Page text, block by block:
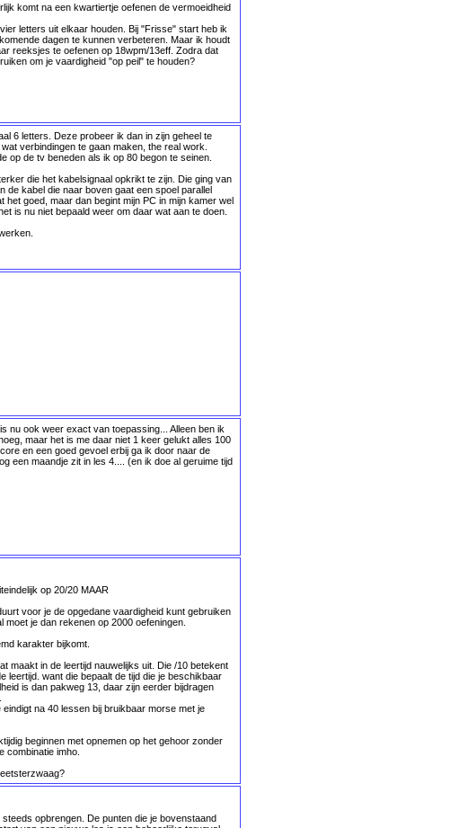
komt na een kwartiertje oefenen de vermoeidheid
letters uit elkaar houden. Bij "Frisse" start heb ik
dagen te kunnen verbeteren. Maar ik houdt
reeksjes te oefenen op 18wpm/13eff. Zodra dat
om je vaardigheid "op peil" te houden?
6 letters. Deze probeer ik dan in zijn geheel te
verbindingen te gaan maken, the real work.
op de tv beneden als ik op 80 begon te seinen.
die het kabelsignaal opkrikt te zijn. Die ging van
de kabel die naar boven gaat een spoel parallel
goed, maar dan begint mijn PC in mijn kamer wel
is nu niet bepaald weer om daar wat aan te doen.
nu ook weer exact van toepassing... Alleen ben ik
maar het is me daar niet 1 keer gelukt alles 100
en een goed gevoel erbij ga ik door naar de
een maandje zit in les 4.... (en ik doe al geruime tijd
op 20/20 MAAR
voor je de opgedane vaardigheid kunt gebruiken
je dan rekenen op 2000 oefeningen.
karakter bijkomt.
maakt in de leertijd nauwelijks uit. Die /10 betekent
leertijd. want die bepaalt de tijd die je beschikbaar
is dan pakweg 13, daar zijn eerder bijdragen
na 40 lessen bij bruikbaar morse met je
beginnen met opnemen op het gehoor zonder
combinatie imho.
opbrengen. De punten die je bovenstaand